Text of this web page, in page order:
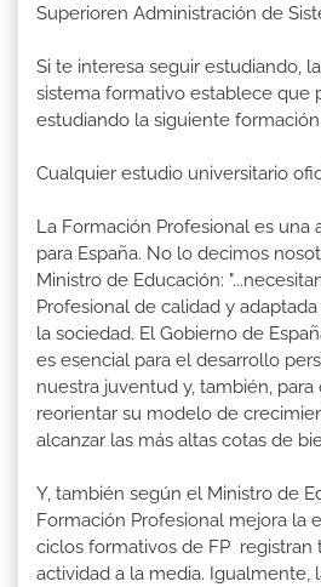
Superioren Administración de
Si te interesa seguir estudiando,
sistema formativo establece que
estudiando la siguiente
Cualquier estudio universitario
La Formación Profesional es una
para España. No lo decimos
Ministro de Educación:
Profesional de calidad y
la sociedad. El Gobierno de
es esencial para el desarrollo
nuestra juventud y, también, para
reorientar su modelo de
alcanzar las más altas cotas de
Y, también según el Ministro de
Formación Profesional mejora la
ciclos formativos de FP registran
actividad a la media. Igualmente,